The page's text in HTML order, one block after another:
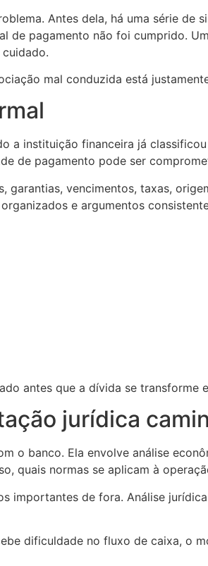
Antes dela, há uma série
de pagamento não foi cumprido.
mal conduzida está
a instituição financeira já
de pagamento pode ser
vencimentos, taxas,
e argumentos
antes que a dívida se transforme
jurídica
o banco. Ela envolve análise
quais normas se aplicam à
importantes de fora. Análise
dificuldade no fluxo de caixa, o